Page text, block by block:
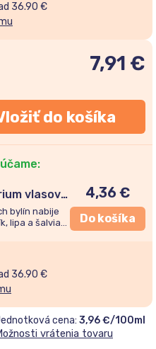
36.90 €
7,91 €
do košíka
vlasový
Sila
bylín nabije
lipa a šalvia
4,36 €
Do košíka
36.90 €
cena: 3,96 €/100ml
vrátenia tovaru